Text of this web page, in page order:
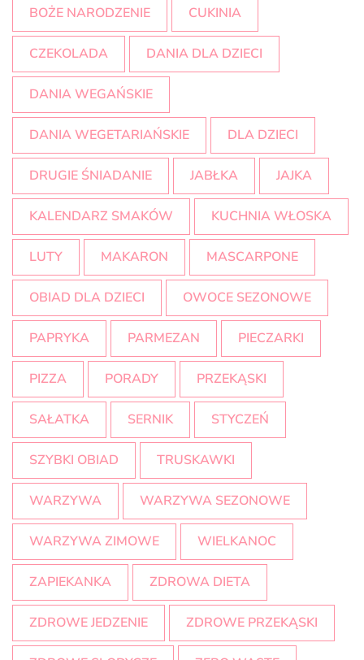
BOŻE NARODZENIE CUKINIA
CZEKOLADA DANIA DLA DZIECI
DANIA WEGAŃSKIE
DANIA WEGETARIAŃSKIE DLA DZIECI
DRUGIE ŚNIADANIE JABŁKA JAJKA
KALENDARZ SMAKÓW KUCHNIA WŁOSKA
LUTY MAKARON MASCARPONE
OBIAD DLA DZIECI OWOCE SEZONOWE
PAPRYKA PARMEZAN PIECZARKI
PIZZA PORADY PRZEKĄSKI
SAŁATKA SERNIK STYCZEŃ
SZYBKI OBIAD TRUSKAWKI
WARZYWA WARZYWA SEZONOWE
WARZYWA ZIMOWE WIELKANOC
ZAPIEKANKA ZDROWA DIETA
ZDROWE JEDZENIE ZDROWE PRZEKĄSKI